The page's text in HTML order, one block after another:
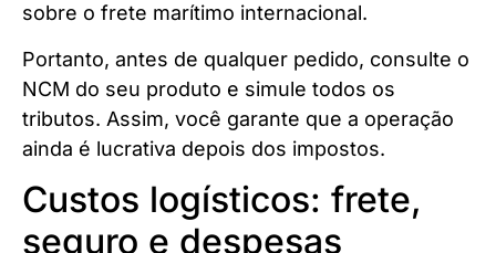
sobre o frete marítimo internacional.
Portanto, antes de qualquer pedido, consulte o
NCM do seu produto e simule todos os
tributos. Assim, você garante que a operação
ainda é lucrativa depois dos impostos.
Custos logísticos: frete,
seguro e despesas